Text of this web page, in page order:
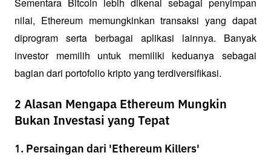
nilai, Ethereum memungkinkan transaksi yang dapat
diprogram serta berbagai aplikasi lainnya. Banyak
investor memilih untuk memiliki keduanya sebagai
bagian dari portofolio kripto yang terdiversifikasi.
2 Alasan Mengapa Ethereum Mungkin
Bukan Investasi yang Tepat
1. Persaingan dari 'Ethereum Killers'